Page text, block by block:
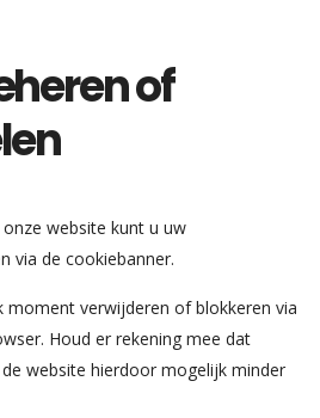
of
website kunt u uw
via de cookiebanner.
moment verwijderen of blokkeren via
Houd er rekening mee dat
website hierdoor mogelijk minder